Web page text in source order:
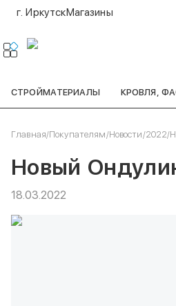
г. ИркутскМагазины
СТРОЙМАТЕРИАЛЫ КРОВЛЯ,
Главная/Покупателям/Новости/2022/
Новый
18.03.2022